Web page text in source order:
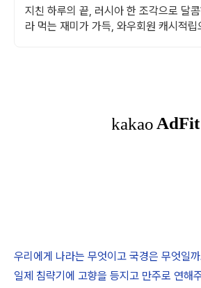
지친 하루의 끝, 러시아 한 조각으로 달
라 먹는 재미가 가득, 와우회원 캐시적립
우리에게 나라는 무엇이고 국경은 무엇일
일제 침략기에 고향을 등지고 만주로 연해